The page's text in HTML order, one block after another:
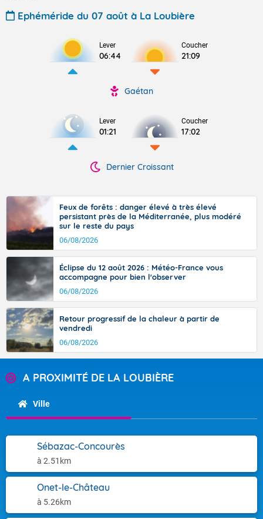
Ephéméride du 07 août à La Loubière
Lever
06:44
Coucher
21:09
Gaétan
Lever
01:21
Coucher
17:02
Dernier Croissant
Feux de forêts : danger élevé à très élevé
persistant près de la Méditerranée, plus modéré
sur le reste du pays
06/08/2026
Éclipse du 12 août 2026 : Météo-France vous
accompagne pour bien l'observer
06/08/2026
Retour progressif de la chaleur à partir de
vendredi
06/08/2026
A PROXIMITÉ DE LA LOUBIÈRE
Ville
Sébazac-Concourès
à 2.51km
Onet-le-Château
à 5.26km